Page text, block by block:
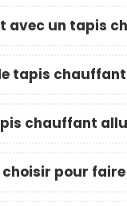
avec un tapis
tapis
chauffant
pour